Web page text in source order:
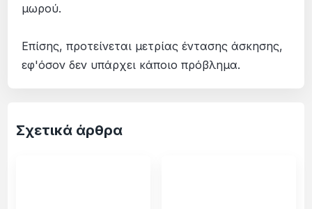
μωρού.
Επίσης, προτείνεται μετρίας έντασης άσκησης,
εφ'όσον δεν υπάρχει κάποιο πρόβλημα.
Σχετικά άρθρα